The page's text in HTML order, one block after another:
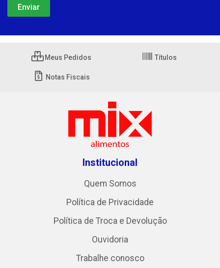
Meus Pedidos Títulos
Notas Fiscais
Institucional
Quem Somos
Política de Privacidade
Política de Troca e Devolução
Ouvidoria
Trabalhe conosco